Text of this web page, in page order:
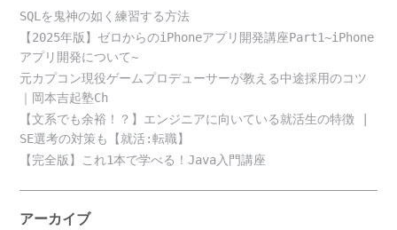
SQLを鬼神の如く練習する方法
【2025年版】ゼロからのiPhoneアプリ開発講座Part1~iPhone
アプリ開発について~
元カプコン現役ゲームプロデューサーが教える中途採用のコツ
｜岡本吉起塾Ch
【文系でも余裕！？】エンジニアに向いている就活生の特徴 |
SE選考の対策も【就活:転職】
【完全版】これ1本で学べる！Java入門講座
アーカイブ